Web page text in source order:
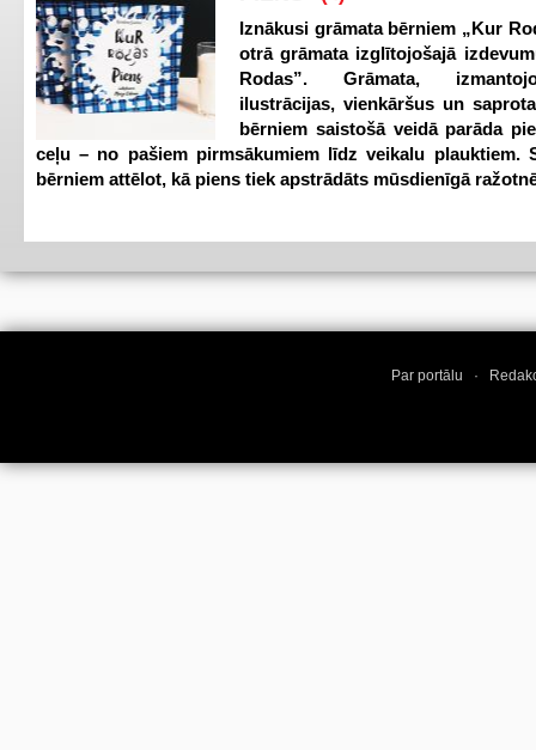
Iznākusi grāmata bērniem „Kur
otrā grāmata izglītojošajā
Rodas”. Grāmata,
ilustrācijas, vienkāršus un
bērniem saistošā veidā parāda
ceļu – no pašiem pirmsākumiem līdz veikalu plauktiem.
bērniem attēlot, kā piens tiek apstrādāts mūsdienīgā
Par portālu ·